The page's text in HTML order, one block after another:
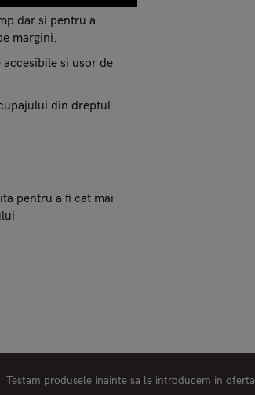
dar si pentru a
margini.
si usor de
din dreptul
pentru a fi cat mai
Testam produsele inainte sa le introducem in oferta